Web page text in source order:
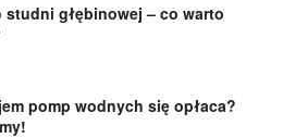
studni głębinowej – co warto
pomp wodnych się opłaca?